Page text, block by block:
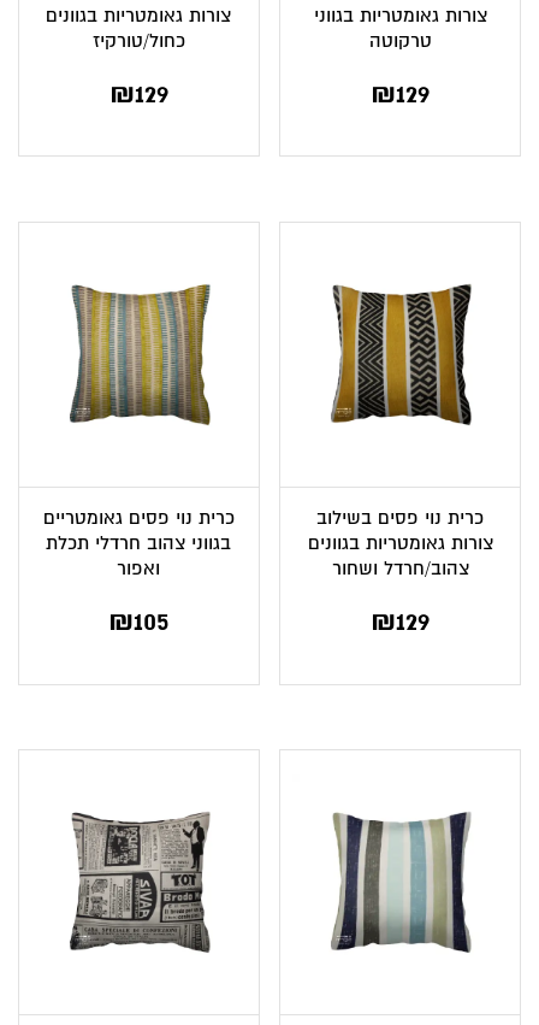
צורות גאומטריות בגווני
טרקוטה
₪129
צורות גאומטריות בגוונים
כחול/טורקיז
₪129
כרית נוי פסים בשילוב
צורות גאומטריות בגוונים
צהוב/חרדל ושחור
₪129
כרית נוי פסים גאומטריים
בגווני צהוב חרדלי תכלת
ואפור
₪105